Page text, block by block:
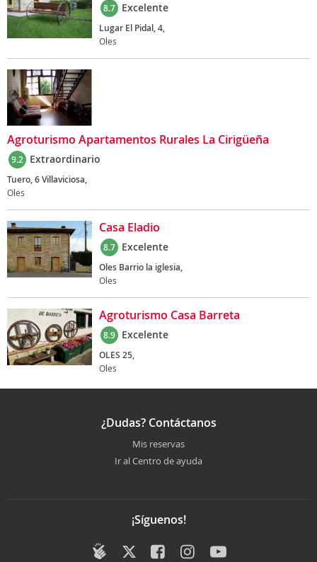
8.7 Excelente
Lugar El Pidal, 4,
Oles
Agroturismo Apartamentos Rurales La Cirigüeña
9.2 Extraordinario
Tuero, 6 Villaviciosa,
Oles
Casa Eladio
8.7 Excelente
Oles Barrio la iglesia,
Oles
Agroturismo Casa Barreta
8.9 Excelente
OLES 25,
Oles
¿Dudas? Contáctanos
Mis reservas
Ir al Centro de ayuda
¡Síguenos!